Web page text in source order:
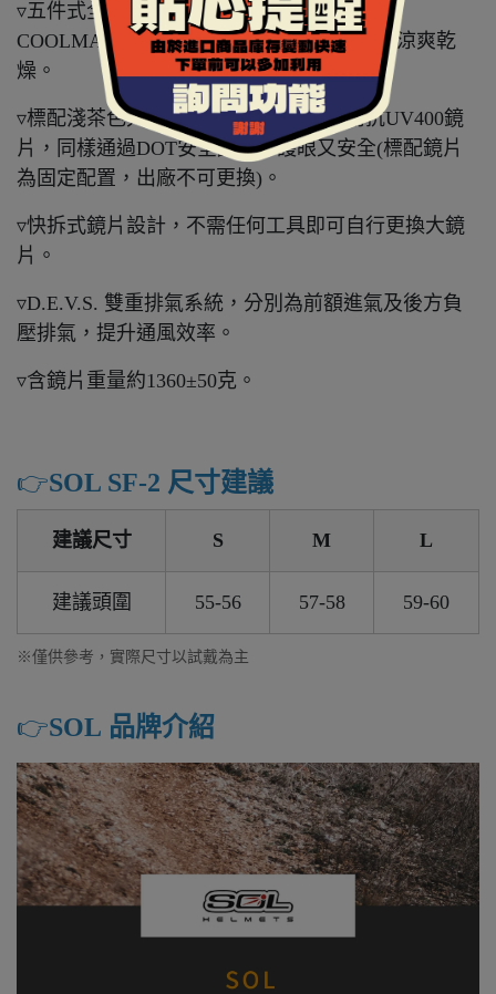
▿五件式全可拆內襯，布料採用奈米竹炭與
COOLMAX材質，能夠排除體表溼氣，保持涼爽乾
燥。
▿標配淺茶色大鏡片，又稱外鏡片，採用抗UV400鏡
片，同樣通過DOT安全認證，護眼又安全(標配鏡片
為固定配置，出廠不可更換)。
▿快拆式鏡片設計，不需任何工具即可自行更換大鏡
片。
▿D.E.V.S. 雙重排氣系統，分別為前額進氣及後方負
壓排氣，提升通風效率。
▿含鏡片重量約1360±50克。
👉️SOL SF-2 尺寸建議
建議尺寸 S M L
建議頭圍 55-56 57-58 59-60
※僅供參考，實際尺寸以試戴為主
👉️SOL 品牌介紹